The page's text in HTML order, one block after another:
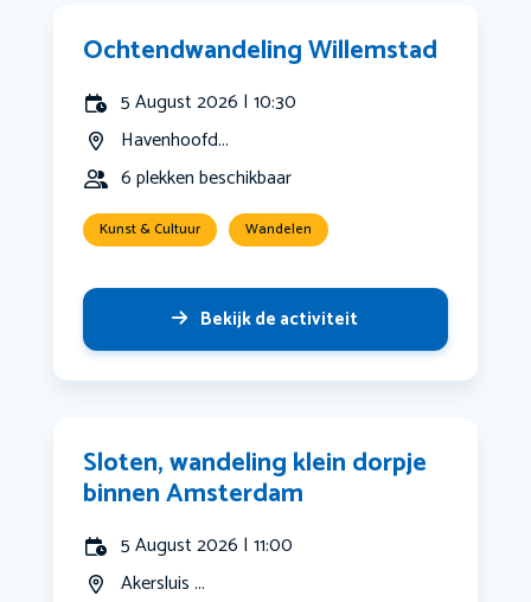
Ochtendwandeling Willemstad
5 August 2026 | 10:30
Havenhoofd...
6 plekken beschikbaar
Kunst & Cultuur Wandelen
Bekijk de activiteit
Sloten, wandeling klein dorpje
binnen Amsterdam
5 August 2026 | 11:00
Akersluis ...